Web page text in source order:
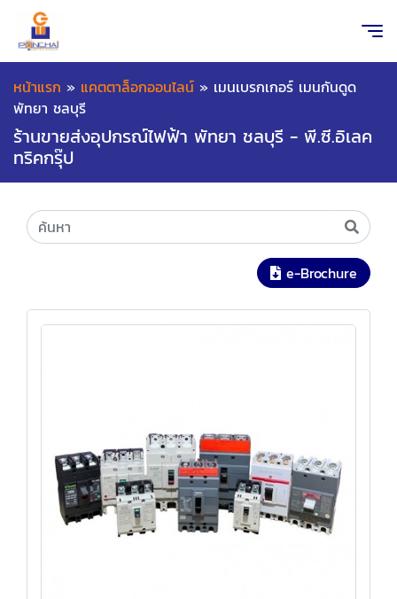
หน้าแรก » แคตตาล็อกออนไลน์ » เมนเบรกเกอร์ เมนกันดูด
พัทยา ชลบุรี
ร้านขายส่งอุปกรณ์ไฟฟ้า พัทยา ชลบุรี - พี.ซี.อิเลค
ทริคกรุ๊ป
e-Brochure